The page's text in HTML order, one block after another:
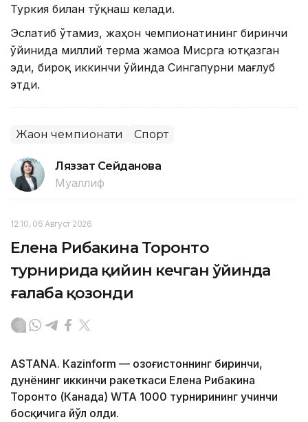
Туркия билан тўқнаш келади.
Эслатиб ўтамиз, жаҳон чемпионатининг биринчи
ўйинида миллий терма жамоа Мисрга ютқазган
эди, бироқ иккинчи ўйинда Сингапурни мағлуб
этди.
Жаҳон чемпионати Спорт
Ляззат Сейданова
Муаллиф
12:10, 06 Август 2026
Елена Рибакина Торонто
турнирида қийин кечган ўйинда
ғалаба қозонди
ASTANА. Кazinform — Қозоғистоннинг биринчи,
дунёнинг иккинчи ракеткаси Елена Рибакина
Торонто (Канада) WТА 1000 турнирининг учинчи
босқичига йўл олди.